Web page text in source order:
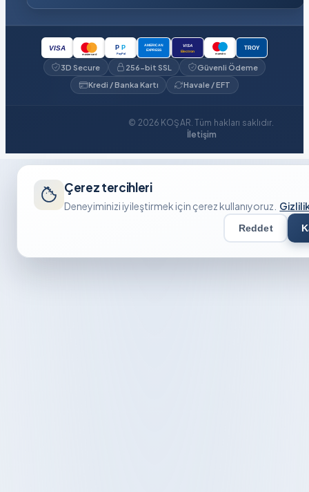
VISA
mastercard
P P
PayPal
AMERICAN
EXPRESS
VISA
Electron
maestro
TROY
3D Secure 256-bit SSL
Güvenli Ödeme
Kredi / Banka Kartı
Havale / EFT
© 2026 KOŞAR. Tüm hakları saklıdır.
İletişim
Çerez tercihleri
Deneyiminizi iyileştirmek için çerez kullanıyoruz.
Reddet